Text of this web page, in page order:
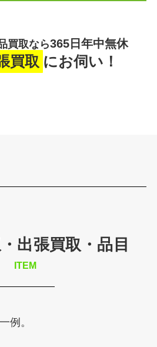
買取なら365日年中無休
買取 にお伺い！
出張買取・品目
ITEM
例。